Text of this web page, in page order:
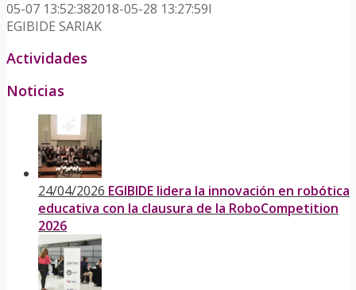
05-07 13:52:382018-05-28 13:27:59I
EGIBIDE SARIAK
Actividades
Noticias
24/04/2026 EGIBIDE lidera la innovación en robótica
educativa con la clausura de la RoboCompetition
2026